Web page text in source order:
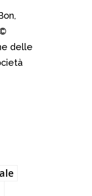
delle